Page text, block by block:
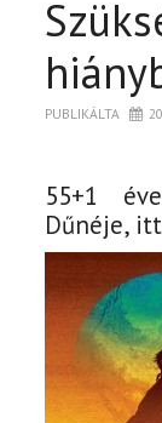
PUBLIKÁLTA
55+1
Dűnéje,